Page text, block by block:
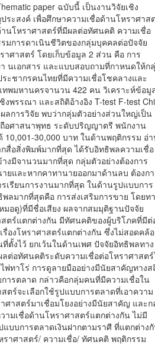
paper ฉบับนี้ เป็นงานวิจัยเชิง
ระสงค์ เพื่อศึกษาความเชื่อด้านโหราศาส
นโหราศาสตร์ที่มีผลต่อทัศนคติ ความเชื่อ
มการดาเนินชีวิตของกลุ่มบุคคลต่อปัจจัย
าศาสตร์ โดยเก็บข้อมูล 2 ส่วน คือ การ
นเอกสาร และแบบสอบถามที่กาหนดให้ก
ระชากรคนไทยที่มีความเชื่อโชคลางและ
ทพมหานครจานวน 422 คน วิเคราะห์ข้อมู
งพรรณา และสถิติอ้างอิง T-test F-test
ลการวิจัย พบว่ากลุ่มตัวอย่างส่วนใหญ่เป็น
อศาสนาพุทธ ระดับปริญญาตรี พนักงาน
10,001-30,000 บาท ในด้านพฤติกรรม อ่
สื่อสิ่งพิมพ์มากที่สุด ได้รับอิทธิพลความเชื่อ
งมีจานวนมากที่สุด กลุ่มตัวอย่างต้องการ
ยและหากคาทานายออกมาด้านลบ ต้องก
เรียนการงานมากที่สุด ในด้านรูปแบบการ
ลมากที่สุดคือ การส่งเสริมการขาย โดยทา
มอดู)ที่มีชื่อเสียง ผลจากสมมุติฐานปัจจัย
ตร์แตกต่างกัน มีทัศนคติของผู้บริโภคที่มีต่
รื่องโหราศาสตร์แตกต่างกัน ซึ่งไม่สอดคล้
ตั้งไว้ ยกเว้นในด้านเพศ ปัจจัยอิทธิพลทาง
ลต่อทัศนคติระดับความเชื่อต่อโหราศาสต
ไพ่ทาโร่ การดูลายมืออย่างมีนัยสาคัญทางส
ารตลาด กล่าวคือกลุ่มคนที่มีความเชื่อใน
ตร์จะเลือกใช้รูปแบบการตลาดที่เอาความ
ศาสตร์มาเชื่อมโยงอย่างมีนัยสาคัญ และ
ามเชื่อด้านโหราศาสตร์แตกต่างกัน ไม่มี
บบการตลาดเงินฝากตามราศี ที่แตกต่าง
าศาสตร์/ ความเชื่อ/ ทัศนคติ พฤติกรรม